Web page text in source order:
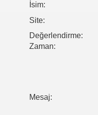
İsim:
Site:
Değerlendirme:
Zaman:
Mesaj: